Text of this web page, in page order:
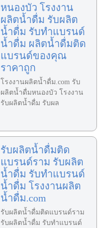
หนองบัว โรงงาน
ผลิตน้ำดื่ม รับผลิต
น้ำดื่ม รับทำแบรนด์
น้ำดื่ม ผลิตน้ำดื่มติด
แบรนด์ของคุณ
ราคาถูก
โรงงานผลิตน้ำดื่ม.com รับ
ผลิตน้ำดื่มหนองบัว โรงงาน
รับผลิตน้ำดื่ม รับผล
รับผลิตน้ำดื่มติด
แบรนด์ราม รับผลิต
น้ำดื่ม รับทำแบรนด์
น้ำดื่ม โรงงานผลิต
น้ำดื่ม.com
รับผลิตน้ำดื่มติดแบรนด์ราม
รับผลิตน้ำดื่ม รับทำแบรนด์